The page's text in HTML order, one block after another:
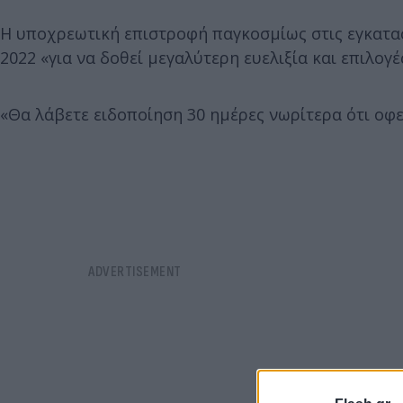
Η υποχρεωτική επιστροφή παγκοσμίως στις
2022 «για να δοθεί μεγαλύτερη ευελιξία και
«Θα λάβετε ειδοποίηση 30 ημέρες νωρίτερα ότι